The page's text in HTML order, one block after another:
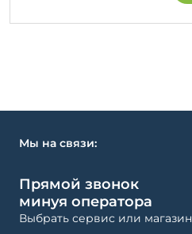
Мы на связи:
Прямой звонок
минуя оператора
Выбрать сервис или магазин